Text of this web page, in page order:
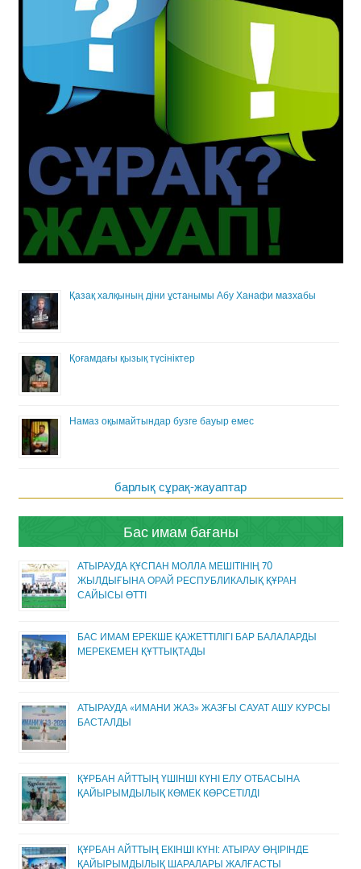
Қазақ халқының діни ұстанымы Абу Ханафи мазхабы
Қоғамдағы қызық түсініктер
Намаз оқымайтындар бузге бауыр емес
барлық сұрақ-жауаптар
Бас имам бағаны
АТЫРАУДА ҚҰСПАН МОЛЛА МЕШІТІНІҢ 70
ЖЫЛДЫҒЫНА ОРАЙ РЕСПУБЛИКАЛЫҚ ҚҰРАН
САЙЫСЫ ӨТТІ
БАС ИМАМ ЕРЕКШЕ ҚАЖЕТТІЛІГІ БАР БАЛАЛАРДЫ
МЕРЕКЕМЕН ҚҰТТЫҚТАДЫ
АТЫРАУДА «ИМАНИ ЖАЗ» ЖАЗҒЫ САУАТ АШУ КУРСЫ
БАСТАЛДЫ
ҚҰРБАН АЙТТЫҢ ҮШІНШІ КҮНІ ЕЛУ ОТБАСЫНА
ҚАЙЫРЫМДЫЛЫҚ КӨМЕК КӨРСЕТІЛДІ
ҚҰРБАН АЙТТЫҢ ЕКІНШІ КҮНІ: АТЫРАУ ӨҢІРІНДЕ
ҚАЙЫРЫМДЫЛЫҚ ШАРАЛАРЫ ЖАЛҒАСТЫ